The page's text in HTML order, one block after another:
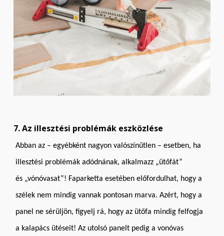
7. Az illesztési problémák eszközlése
Abban az – egyébként nagyon valószínűtlen – esetben, ha
illesztési problémák adódnának, alkalmazz „ütőfát”
és „vónóvasat”! Faparketta esetében előfordulhat, hogy a
szélek nem mindig vannak pontosan marva. Azért, hogy a
panel ne sérüljön, figyelj rá, hogy az ütőfa mindig felfogja
a kalapács ütéseit! Az utolsó panelt pedig a vonóvas